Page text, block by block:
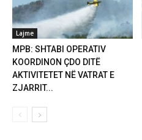
Lajme
MPB: SHTABI OPERATIV
KOORDINON ÇDO DITË
AKTIVITETET NË VATRAT E
ZJARRIT...